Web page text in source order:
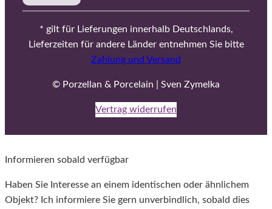
* gilt für Lieferungen innerhalb Deutschlands,
Lieferzeiten für andere Länder entnehmen Sie bitte
Zahlung und Versand
© Porzellan & Porcelain | Sven Zymelka
Vertrag widerrufen
Informieren sobald verfügbar
Haben Sie Interesse an einem identischen oder ähnlichem
Objekt? Ich informiere Sie gern unverbindlich, sobald dies